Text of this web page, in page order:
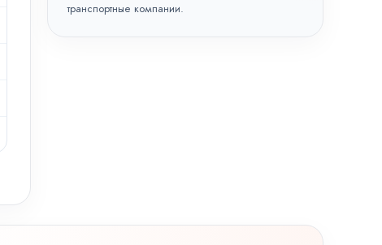
транспортные компании.